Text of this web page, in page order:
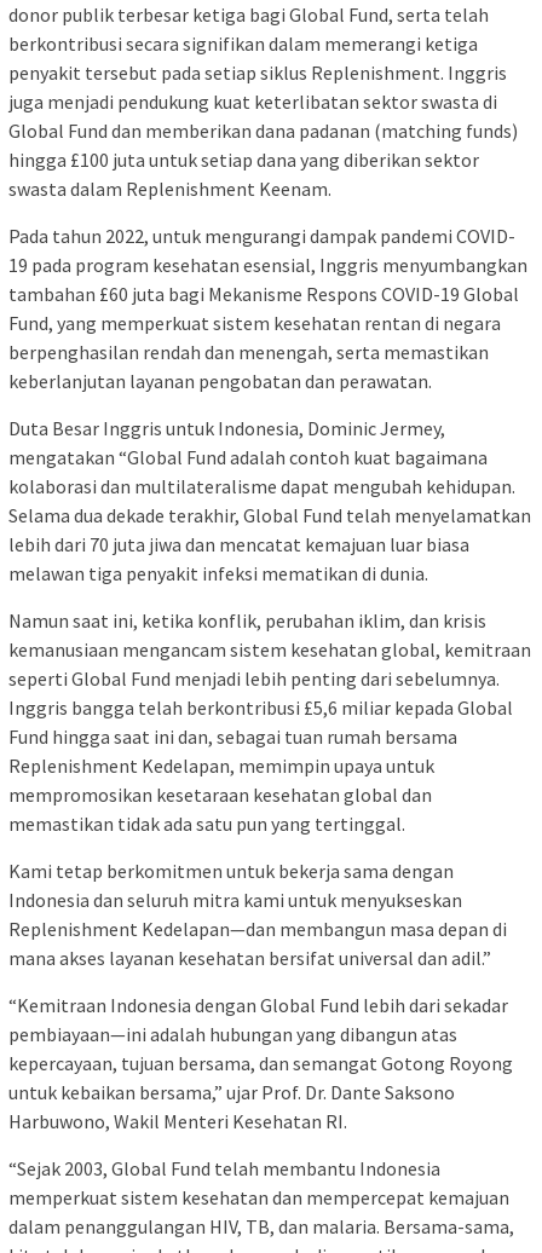
donor publik terbesar ketiga bagi Global Fund, serta telah
berkontribusi secara signifikan dalam memerangi ketiga
penyakit tersebut pada setiap siklus Replenishment. Inggris
juga menjadi pendukung kuat keterlibatan sektor swasta di
Global Fund dan memberikan dana padanan (matching funds)
hingga £100 juta untuk setiap dana yang diberikan sektor
swasta dalam Replenishment Keenam.
Pada tahun 2022, untuk mengurangi dampak pandemi COVID-
19 pada program kesehatan esensial, Inggris menyumbangkan
tambahan £60 juta bagi Mekanisme Respons COVID-19 Global
Fund, yang memperkuat sistem kesehatan rentan di negara
berpenghasilan rendah dan menengah, serta memastikan
keberlanjutan layanan pengobatan dan perawatan.
Duta Besar Inggris untuk Indonesia, Dominic Jermey,
mengatakan “Global Fund adalah contoh kuat bagaimana
kolaborasi dan multilateralisme dapat mengubah kehidupan.
Selama dua dekade terakhir, Global Fund telah menyelamatkan
lebih dari 70 juta jiwa dan mencatat kemajuan luar biasa
melawan tiga penyakit infeksi mematikan di dunia.
Namun saat ini, ketika konflik, perubahan iklim, dan krisis
kemanusiaan mengancam sistem kesehatan global, kemitraan
seperti Global Fund menjadi lebih penting dari sebelumnya.
Inggris bangga telah berkontribusi £5,6 miliar kepada Global
Fund hingga saat ini dan, sebagai tuan rumah bersama
Replenishment Kedelapan, memimpin upaya untuk
mempromosikan kesetaraan kesehatan global dan
memastikan tidak ada satu pun yang tertinggal.
Kami tetap berkomitmen untuk bekerja sama dengan
Indonesia dan seluruh mitra kami untuk menyukseskan
Replenishment Kedelapan—dan membangun masa depan di
mana akses layanan kesehatan bersifat universal dan adil.”
“Kemitraan Indonesia dengan Global Fund lebih dari sekadar
pembiayaan—ini adalah hubungan yang dibangun atas
kepercayaan, tujuan bersama, dan semangat Gotong Royong
untuk kebaikan bersama,” ujar Prof. Dr. Dante Saksono
Harbuwono, Wakil Menteri Kesehatan RI.
“Sejak 2003, Global Fund telah membantu Indonesia
memperkuat sistem kesehatan dan mempercepat kemajuan
dalam penanggulangan HIV, TB, dan malaria. Bersama-sama,